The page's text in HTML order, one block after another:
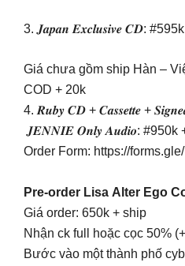
3. 𝑱𝒂𝒑𝒂𝒏 𝑬𝒙𝒄𝒍𝒖𝒔𝒊𝒗𝒆 𝑪𝑫: #595k
Giá chưa gồm ship Hàn –
COD + 20k
4. 𝑹𝒖𝒃𝒚 𝑪𝑫 + 𝑪𝒂𝒔𝒔𝒆𝒕𝒕𝒆 +
𝑱𝑬𝑵𝑵𝑰𝑬 𝑶𝒏𝒍𝒚 𝑨𝒖𝒅𝒊𝒐: #950k
Order Form: https://
Pre-order Lisa Alter Ego
Giá order: 650k + ship
Nhận ck full hoặc cọc 50%
Bước vào một thành phố